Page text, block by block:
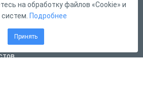
связина обработку файлов «Cookie» и
Подробнее
Принять